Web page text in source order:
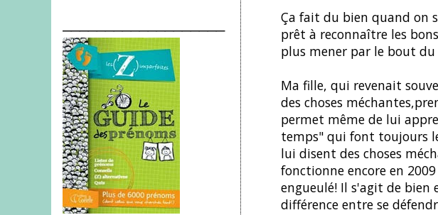
Ça fait du bien quand on
prêt à reconnaître les
plus mener par le bout
Ma fille, qui revenait
des choses
permet même de lui
temps" qui font toujours
lui disent des choses
fonctionne encore en
engueulé! Il s'agit de bien
différence entre se